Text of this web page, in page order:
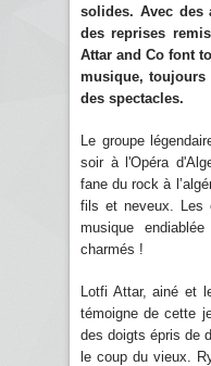
solides. Avec des
des reprises
Attar and Co font
musique,
des spectacles.
Le groupe
soir à l'Opéra
fane du rock à
fils et neveux. Les
musique
charmés !
Lotfi Attar, ainé et
témoigne de cette
des doigts épris de
le coup du vieux.